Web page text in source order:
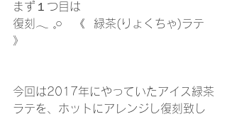
まず１つ目は
復刻𓂃 𓈒𓏸　《  緑茶(りょくちゃ)ラテ
》⁡
今回は2017年にやっていたアイス緑茶
ラテを、ホットにアレンジし復刻致し